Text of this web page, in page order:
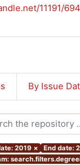
11191/
By Issue
2019 × End date: